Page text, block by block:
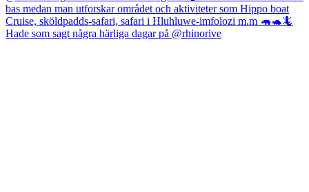
Hade som sagt några härliga dagar på @rhinorive